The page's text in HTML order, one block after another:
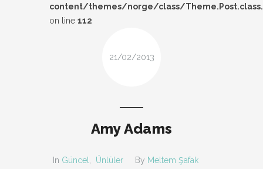
content/themes/norge/class/
on line 112
21/02/2013
Amy Adams
In Güncel Ünlüler By Meltem Şafak